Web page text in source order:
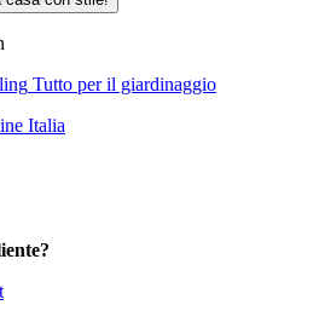
Tutto per il giardinaggio